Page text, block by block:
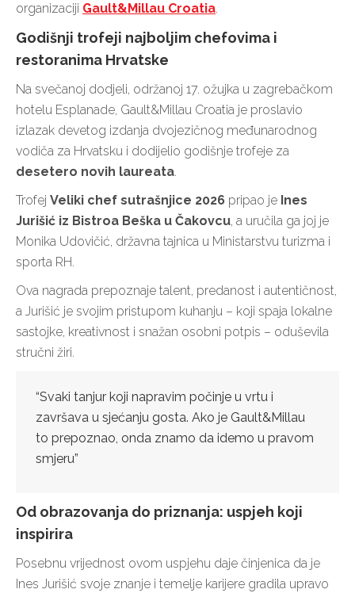
organizaciji Gault&Millau Croatia.
Godišnji trofeji najboljim chefovima i
restoranima Hrvatske
Na svečanoj dodjeli, održanoj 17. ožujka u zagrebačkom
hotelu Esplanade, Gault&Millau Croatia je proslavio
izlazak devetog izdanja dvojezičnog međunarodnog
vodiča za Hrvatsku i dodijelio godišnje trofeje za
desetero novih laureata.
Trofej Veliki chef sutrašnjice 2026 pripao je Ines
Jurišić iz Bistroa Beška u Čakovcu, a uručila ga joj je
Monika Udovičić, državna tajnica u Ministarstvu turizma i
sporta RH.
Ova nagrada prepoznaje talent, predanost i autentičnost,
a Jurišić je svojim pristupom kuhanju – koji spaja lokalne
sastojke, kreativnost i snažan osobni potpis – oduševila
stručni žiri.
“Svaki tanjur koji napravim počinje u vrtu i
završava u sjećanju gosta. Ako je Gault&Millau
to prepoznao, onda znamo da idemo u pravom
smjeru”
Od obrazovanja do priznanja: uspjeh koji
inspirira
Posebnu vrijednost ovom uspjehu daje činjenica da je
Ines Jurišić svoje znanje i temelje karijere gradila upravo